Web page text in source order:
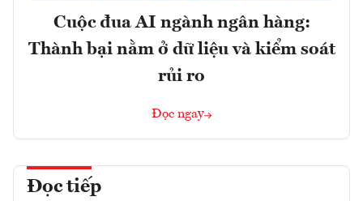
Cuộc đua AI ngành ngân hàng:
Thành bại nằm ở dữ liệu và kiểm soát
rủi ro
Đọc ngay
Đọc tiếp